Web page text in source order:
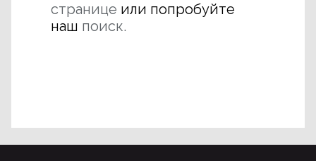
странице или попробуйте
наш поиск.